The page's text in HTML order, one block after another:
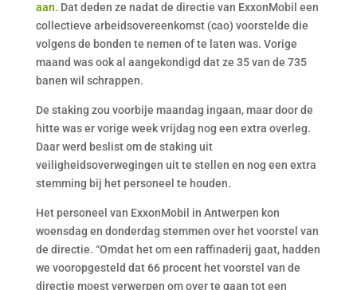
aan. Dat deden ze nadat de directie van ExxonMobil een
collectieve arbeidsovereenkomst (cao) voorstelde die
volgens de bonden te nemen of te laten was. Vorige
maand was ook al aangekondigd dat ze 35 van de 735
banen wil schrappen.
De staking zou voorbije maandag ingaan, maar door de
hitte was er vorige week vrijdag nog een extra overleg.
Daar werd beslist om de staking uit
veiligheidsoverwegingen uit te stellen en nog een extra
stemming bij het personeel te houden.
Het personeel van ExxonMobil in Antwerpen kon
woensdag en donderdag stemmen over het voorstel van
de directie. “Omdat het om een raffinaderij gaat, hadden
we vooropgesteld dat 66 procent het voorstel van de
directie moest verwerpen om over te gaan tot een